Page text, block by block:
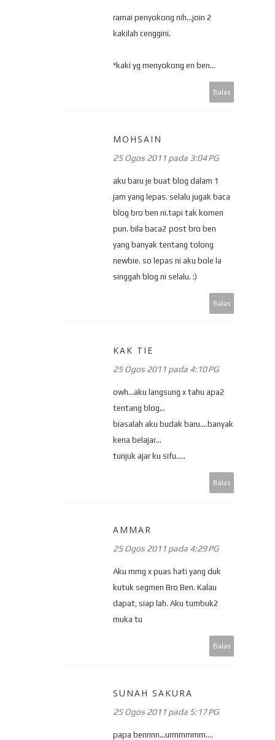
ramai penyokong nih...join 2
kakilah cenggini.
*kaki yg menyokong en ben...
Balas
MOHSAIN
25 Ogos 2011 pada 3:04 PG
aku baru je buat blog dalam 1
jam yang lepas. selalu jugak baca
blog bro ben ni.tapi tak komen
pun. bila baca2 post bro ben
yang banyak tentang tolong
newbie. so lepas ni aku bole la
singgah blog ni selalu. :)
Balas
KAK TIE
25 Ogos 2011 pada 4:10 PG
owh...aku langsung x tahu apa2
tentang blog...
biasalah aku budak baru....banyak
kena belajar...
tunjuk ajar ku sifu.....
Balas
AMMAR
25 Ogos 2011 pada 4:29 PG
Aku mmg x puas hati yang duk
kutuk segmen Bro Ben. Kalau
dapat, siap lah. Aku tumbuk2
muka tu
Balas
SUNAH SAKURA
25 Ogos 2011 pada 5:17 PG
papa bennnn...urmmmmm....